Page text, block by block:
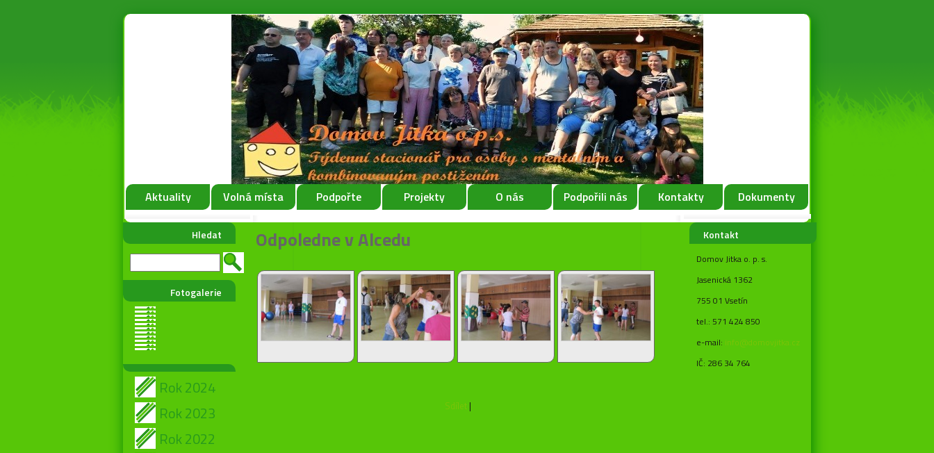
Aktuality Volná místa Podpořte Projekty O nás Podpořili nás Kontakty Dokumenty
Hledat
Fotogalerie
Rok 2024
Rok 2023
Rok 2022
Kontakt
Domov Jitka o. p. s.
Jasenická 1362
755 01 Vsetín
tel.: 571 424 850
e-mail: info@domovjitka.cz
IČ: 286 34 764
Odpoledne v Alcedu
Sdílet |